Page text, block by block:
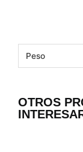
Peso
OTROS